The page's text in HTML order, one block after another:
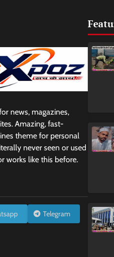
news, magazines,
Amazing, fast-
theme for personal
never seen or used
works like this before.
Telegram